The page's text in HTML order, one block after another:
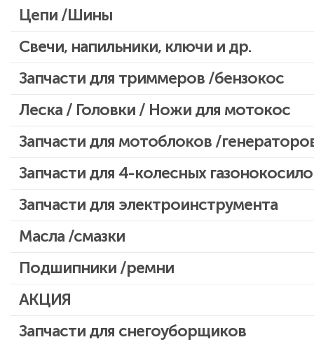
Запчасти для бензопил Oleo-mac, Echo и др.
Цепи /Шины
Свечи, напильники, ключи и др.
Запчасти для триммеров /бензокос
Запчасти для Китайских триммеров
Леска / Головки / Ножи для мотокос
Запчасти для мотоблоков /
Запчасти для 4-колесных
Запчасти для электроинструмента
Двигатели, редукторы для шуруповертов
Выключатели, переключатели
Запчасти для перфораторов и отбойных молотков
Запчасти для УШМ (болгарок)
Масла /смазки
Подшипники /ремни
АКЦИЯ
Скидка 50%
Запчасти для снегоуборщиков